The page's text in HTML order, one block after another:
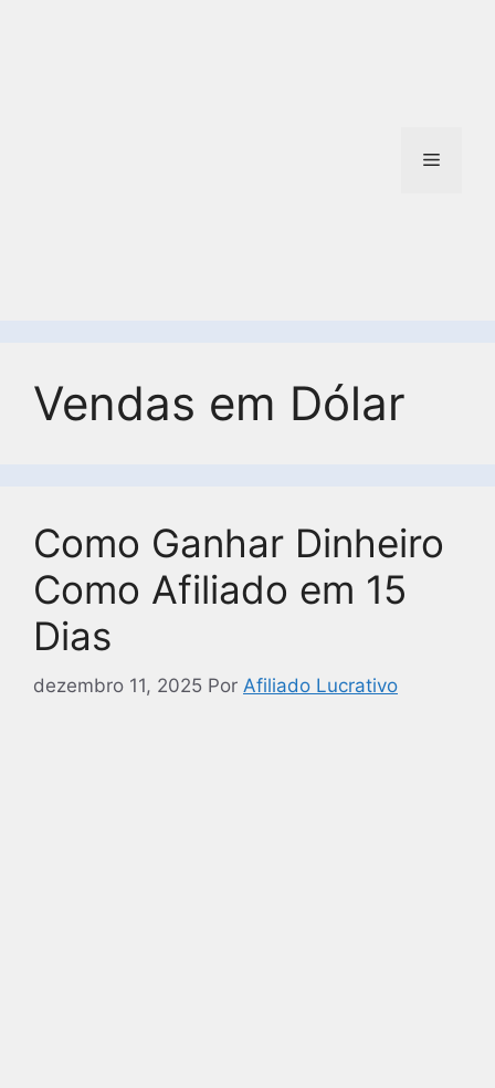
Vendas em Dólar
Como Ganhar Dinheiro
Como Afiliado em 15
Dias
dezembro 11, 2025 Por Afiliado Lucrativo